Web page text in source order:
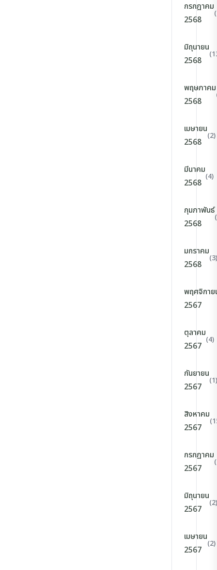
กรกฎาคม
2568
มิถุนายน
2568
พฤษภาคม
2568
เมษายน
2568
(2)
มีนาคม
2568
(4)
กุมภาพันธ์
2568
มกราคม
2568
(3)
พฤศจิกาย
2567
ตุลาคม
2567
(4)
กันยายน
2567
(1)
สิงหาคม
2567
กรกฎาคม
2567
มิถุนายน
2567
(2)
เมษายน
2567
(2)